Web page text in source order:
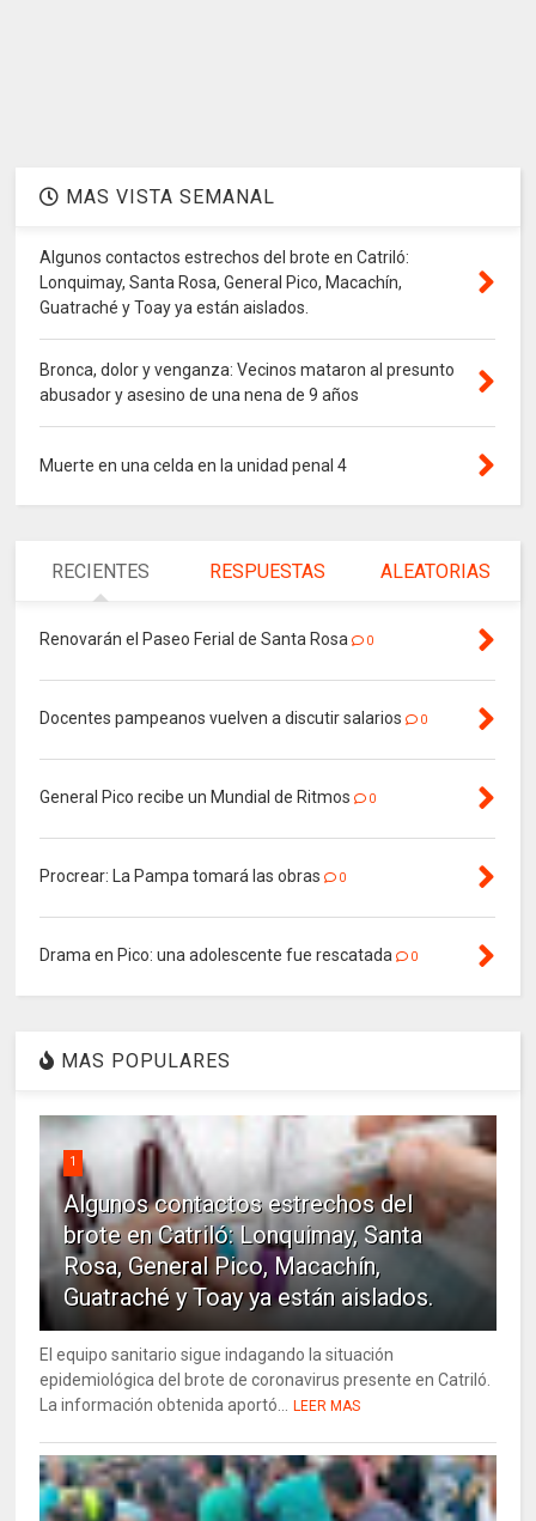
MAS VISTA SEMANAL
Algunos contactos estrechos del brote en Catriló:
Lonquimay, Santa Rosa, General Pico, Macachín,
Guatraché y Toay ya están aislados.
Bronca, dolor y venganza: Vecinos mataron al presunto
abusador y asesino de una nena de 9 años
Muerte en una celda en la unidad penal 4
RECIENTES RESPUESTAS ALEATORIAS
Renovarán el Paseo Ferial de Santa Rosa 0
Docentes pampeanos vuelven a discutir salarios 0
General Pico recibe un Mundial de Ritmos 0
Procrear: La Pampa tomará las obras 0
Drama en Pico: una adolescente fue rescatada 0
MAS POPULARES
1
Algunos contactos estrechos del
brote en Catriló: Lonquimay, Santa
Rosa, General Pico, Macachín,
Guatraché y Toay ya están aislados.
El equipo sanitario sigue indagando la situación
epidemiológica del brote de coronavirus presente en Catriló.
La información obtenida aportó...
LEER MAS